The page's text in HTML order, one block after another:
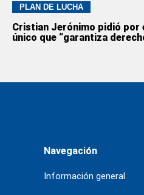
PLAN DE LUCHA
Cristian Jerónimo pidió por
único que “garantiza
Navegación
Información general